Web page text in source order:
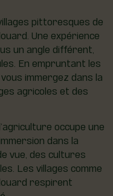
pittoresques de
Une expérience
un angle différent,
En empruntant les
immergez dans la
agricoles et des
occupe une
dans la
vue, des cultures
Les villages comme
respirent